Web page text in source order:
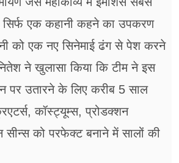
सिर्फ एक कहानी कहने का उपकरण
को एक नए सिनेमाई ढंग से पेश करने
ने खुलासा किया कि टीम ने इस
पर उतारने के लिए करीब 5 साल
कॉस्ट्यूम्स, प्रोडक्शन
को परफेक्ट बनाने में सालों की